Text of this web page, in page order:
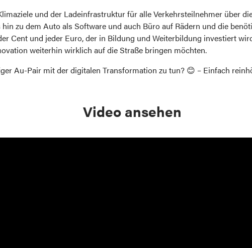
und der Ladeinfrastruktur für alle Verkehrsteilnehmer über
zu dem Auto als Software und auch Büro auf Rädern und die
Cent und jeder Euro, der in Bildung und Weiterbildung investiert
weiterhin wirklich auf die Straße bringen möchten.
Au-Pair mit der digitalen Transformation zu tun? 😊 – Einfach
Video ansehen